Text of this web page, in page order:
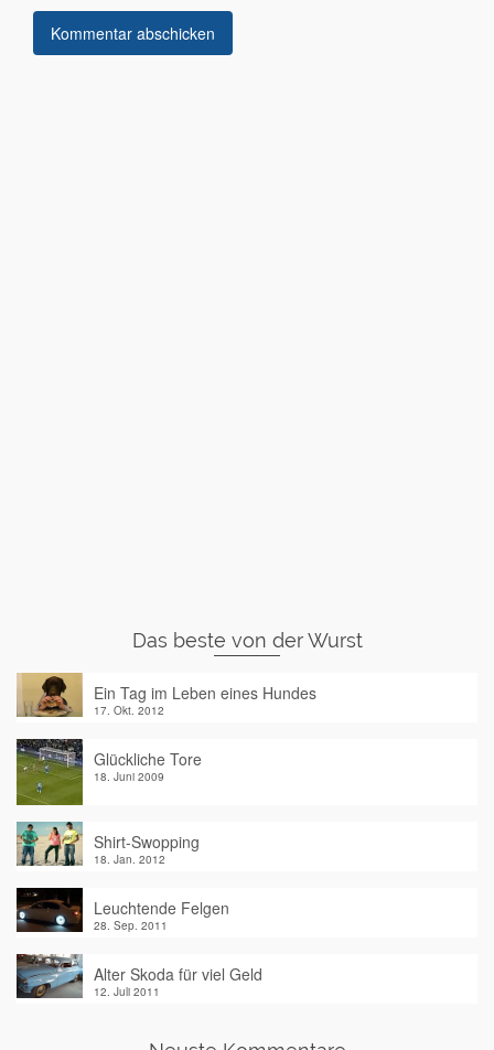
Das beste von der Wurst
Ein Tag im Leben eines Hundes
17. Okt. 2012
Glückliche Tore
18. Juni 2009
Shirt-Swopping
18. Jan. 2012
Leuchtende Felgen
28. Sep. 2011
Alter Skoda für viel Geld
12. Juli 2011